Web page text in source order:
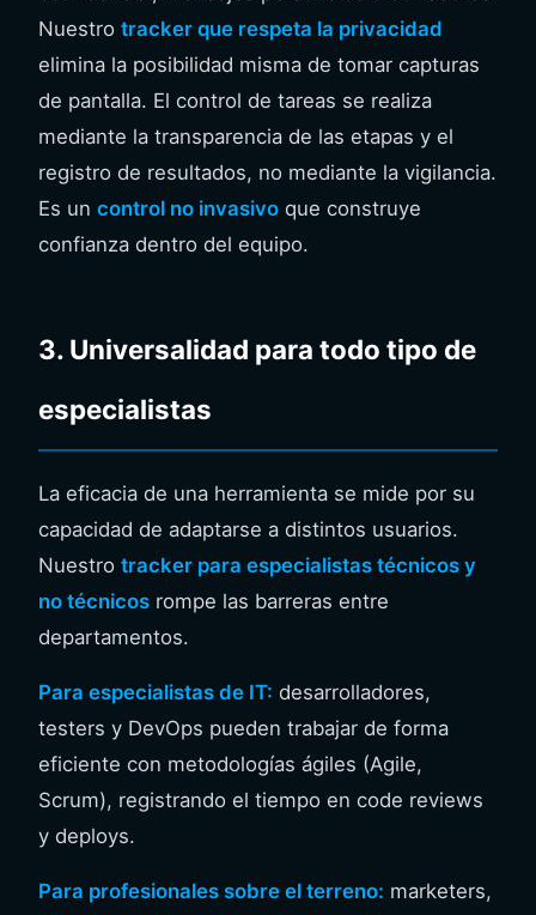
Nuestro tracker que respeta la privacidad
elimina la posibilidad misma de tomar capturas
de pantalla. El control de tareas se realiza
mediante la transparencia de las etapas y el
registro de resultados, no mediante la vigilancia.
Es un control no invasivo que construye
confianza dentro del equipo.
3. Universalidad para todo tipo de
especialistas
La eficacia de una herramienta se mide por su
capacidad de adaptarse a distintos usuarios.
Nuestro tracker para especialistas técnicos y
no técnicos rompe las barreras entre
departamentos.
Para especialistas de IT: desarrolladores,
testers y DevOps pueden trabajar de forma
eficiente con metodologías ágiles (Agile,
Scrum), registrando el tiempo en code reviews
y deploys.
Para profesionales sobre el terreno: marketers,